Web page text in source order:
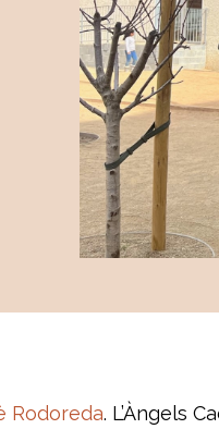
Rodoreda. L’Àngels